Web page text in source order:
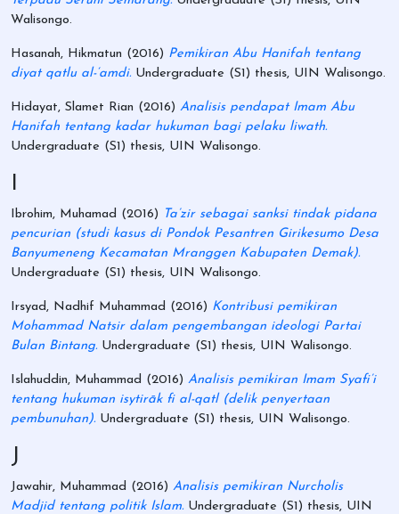
Walisongo.
Hasanah, Hikmatun (2016) Pemikiran Abu Hanifah tentang
diyat qatlu al-‘amdi. Undergraduate (S1) thesis, UIN Walisongo.
Hidayat, Slamet Rian (2016) Analisis pendapat Imam Abu
Hanifah tentang kadar hukuman bagi pelaku liwath.
Undergraduate (S1) thesis, UIN Walisongo.
I
Ibrohim, Muhamad (2016) Ta’zir sebagai sanksi tindak pidana
pencurian (studi kasus di Pondok Pesantren Girikesumo Desa
Banyumeneng Kecamatan Mranggen Kabupaten Demak).
Undergraduate (S1) thesis, UIN Walisongo.
Irsyad, Nadhif Muhammad (2016) Kontribusi pemikiran
Mohammad Natsir dalam pengembangan ideologi Partai
Bulan Bintang. Undergraduate (S1) thesis, UIN Walisongo.
Islahuddin, Muhammad (2016) Analisis pemikiran Imam Syafi’i
tentang hukuman isytirāk fi al-qatl (delik penyertaan
pembunuhan). Undergraduate (S1) thesis, UIN Walisongo.
J
Jawahir, Muhammad (2016) Analisis pemikiran Nurcholis
Madjid tentang politik Islam. Undergraduate (S1) thesis, UIN